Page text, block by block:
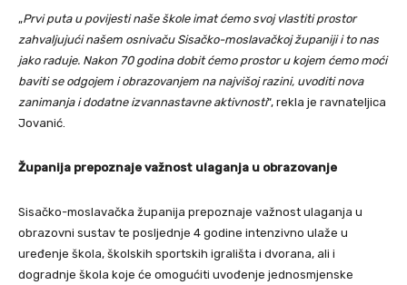
„Prvi puta u povijesti naše škole imat ćemo svoj vlastiti prostor
zahvaljujući našem osnivaču Sisačko-moslavačkoj županiji i to nas
jako raduje. Nakon 70 godina dobit ćemo prostor u kojem ćemo moći
baviti se odgojem i obrazovanjem na najvišoj razini, uvoditi nova
zanimanja i dodatne izvannastavne aktivnosti“, rekla je ravnateljica
Jovanić.
Županija prepoznaje važnost ulaganja u obrazovanje
Sisačko-moslavačka županija prepoznaje važnost ulaganja u
obrazovni sustav te posljednje 4 godine intenzivno ulaže u
uređenje škola, školskih sportskih igrališta i dvorana, ali i
dogradnje škola koje će omogućiti uvođenje jednosmjenske